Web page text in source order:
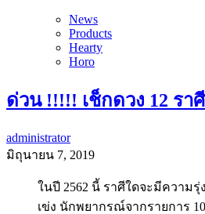
News
Products
Hearty
Horo
ด่วน !!!!! เช็กดวง 12 รา
administrator
มิถุนายน 7, 2019
ในปี 2562 นี้ ราศีใดจะมีความ
เข่ง นักพยากรณ์จากรายการ